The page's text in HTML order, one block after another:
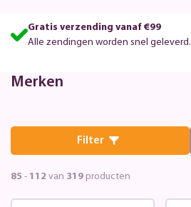
Gratis verzending vanaf €99
Alle zendingen worden snel geleverd.
Merken
Filter
85 - 112 van 319 producten